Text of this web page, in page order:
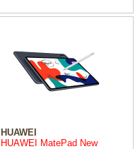
HUAWEI
HUAWEI MatePad New